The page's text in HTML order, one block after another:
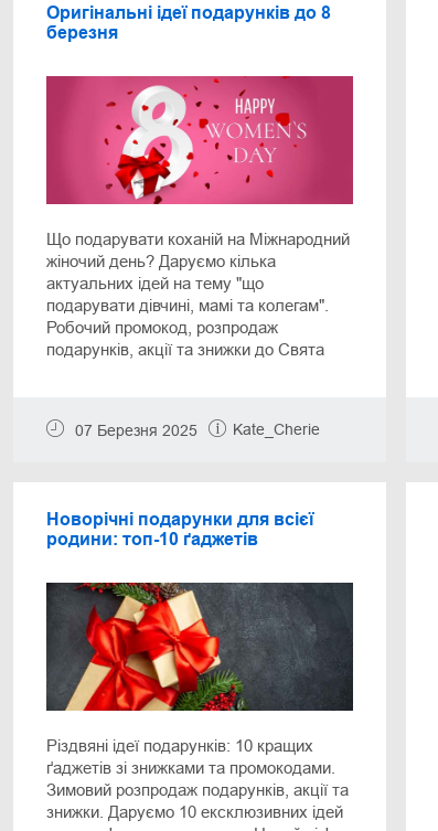
Оригінальні ідеї подарунків до 8
березня
Що подарувати коханій на Міжнародний
жіночий день? Даруємо кілька
актуальних ідей на тему "що
подарувати дівчині, мамі та колегам".
Робочий промокод, розпродаж
подарунків, акції та знижки до Свята
07 Березня 2025 Kate_Cherie
Новорічні подарунки для всієї
родини: топ-10 ґаджетів
Різдвяні ідеї подарунків: 10 кращих
ґаджетів зі знижками та промокодами.
Зимовий розпродаж подарунків, акції та
знижки. Даруємо 10 ексклюзивних ідей